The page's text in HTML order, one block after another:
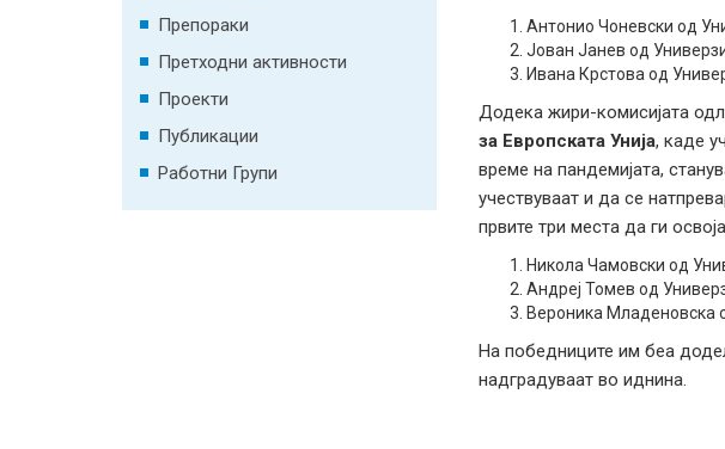
Препораки
Претходни активности
Проекти
Публикации
Работни Групи
Антонио Чоневски од
Јован Јанев од
Ивана Крстова од
Додека жири-комисијата
за Европската Унија, каде
време на пандемијата,
учествуваат и да се
првите три места да ги
Никола Чамовски од
Андреј Томев од
Вероника Младеновска
На победниците им беа
надградуваат во иднина.